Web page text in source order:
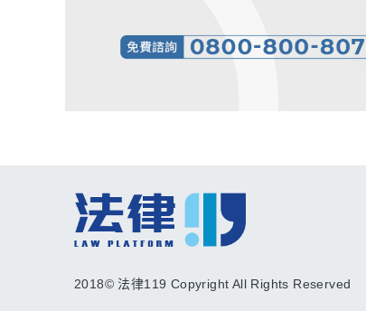
2018© 法律119 Copyright All Rights Reserved